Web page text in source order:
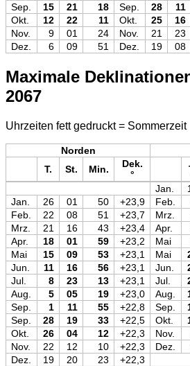
Sep.
15 21 18 Sep. 28 11
Okt.
12 22 11 Okt. 25 16
Nov.
9 01 24 Nov. 21 23
Dez.
6 09 51 Dez. 19 08
Maximale
2067
Uhrzeiten fett gedruckt = Sommerzeit
Norden
T.
St. Min.
Dek.
°
Jan.
Jan.
26 01 50 +23,9 Feb.
Feb.
22 08 51 +23,7 Mrz.
Mrz.
21 16 43 +23,4 Apr.
Apr.
18 01 59 +23,2 Mai
Mai
15 09 53 +23,1 Mai
Jun.
11 16 56 +23,1 Jun.
Jul.
8 23 13 +23,1 Jul.
Aug.
5 05 19 +23,0 Aug.
Sep.
1 11 55 +22,8 Sep.
Sep.
28 19 33 +22,5 Okt.
Okt.
26 04 12 +22,3 Nov.
Nov.
22 12 10 +22,3 Dez.
Dez.
19 20 23 +22,3